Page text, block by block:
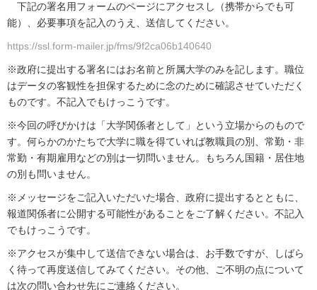
下記の署名用フォームのページにアクセスし（携帯からでも可
能）、必要事項を記入のうえ、送信してください。
https://ssl.form-mailer.jp/fms/9f2ca06b140640
※政府に提出する署名にはお名前と所属大学のみを記します。職位
はデータの客観性を担保するために念のために確認させていただく
ものです。不記入でもけっこうです。
※今回の呼びかけは「大学関係者として」という立場からのもので
す。何らかのかたちで大学に職を得ていれば教職員の別、常勤・非
常勤・有期雇用などの別は一切問いません。もちろん国籍・居住地
の別も問いません。
※メッセージをご記入いただいた場合、政府に提出するとともに、
報道関係者に公開する可能性があることをご了解ください。不記入
でもけっこうです。
※アクセスが集中して送信できない場合は、お手数ですが、しばら
く待って再度送信してみてください。その他、ご不明の点について
は次の問い合わせ先にご連絡ください。